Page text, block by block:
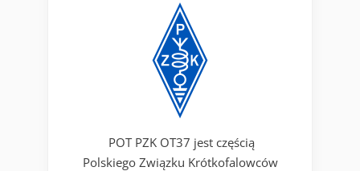
POT PZK OT37 jest częścią
Polskiego Związku Krótkofalowców